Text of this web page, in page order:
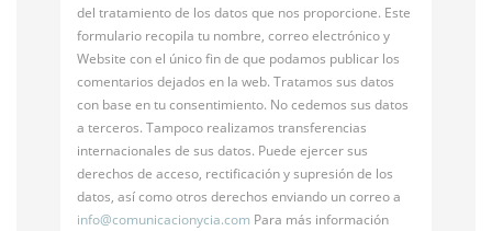
del tratamiento de los datos que nos proporcione. Este
formulario recopila tu nombre, correo electrónico y
Website con el único fin de que podamos publicar los
comentarios dejados en la web. Tratamos sus datos
con base en tu consentimiento. No cedemos sus datos
a terceros. Tampoco realizamos transferencias
internacionales de sus datos. Puede ejercer sus
derechos de acceso, rectificación y supresión de los
datos, así como otros derechos enviando un correo a
info@comunicacionycia.com Para más información